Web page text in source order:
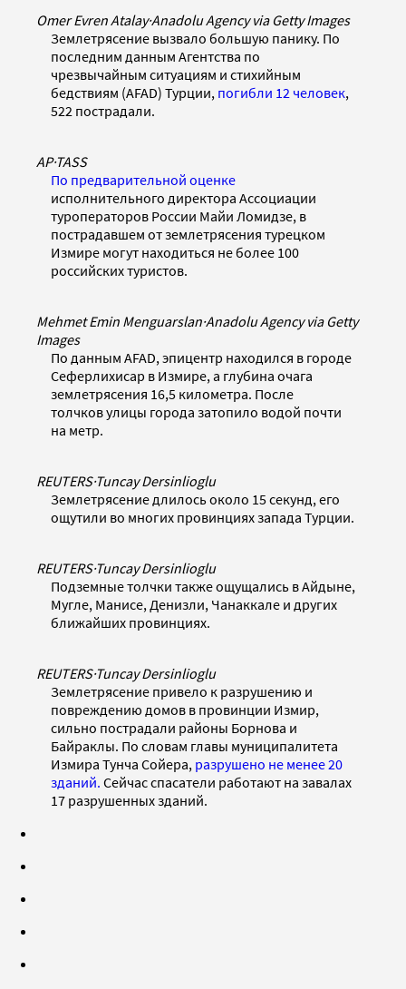
Omer Evren Atalay·Anadolu Agency via Getty Images
Землетрясение вызвало большую панику. По
последним данным Агентства по
чрезвычайным ситуациям и стихийным
бедствиям (AFAD) Турции, погибли 12 человек,
522 пострадали.
AP·TASS
По предварительной оценке
исполнительного директора Ассоциации
туроператоров России Майи Ломидзе, в
пострадавшем от землетрясения турецком
Измире могут находиться не более 100
российских туристов.
Mehmet Emin Menguarslan·Anadolu Agency via Getty
Images
По данным AFAD, эпицентр находился в городе
Сеферлихисар в Измире, а глубина очага
землетрясения 16,5 километра. После
толчков улицы города затопило водой почти
на метр.
REUTERS·Tuncay Dersinlioglu
Землетрясение длилось около 15 секунд, его
ощутили во многих провинциях запада Турции.
REUTERS·Tuncay Dersinlioglu
Подземные толчки также ощущались в Айдыне,
Мугле, Манисе, Денизли, Чанаккале и других
ближайших провинциях.
REUTERS·Tuncay Dersinlioglu
Землетрясение привело к разрушению и
повреждению домов в провинции Измир,
сильно пострадали районы Борнова и
Байраклы. По словам главы муниципалитета
Измира Тунча Сойера, разрушено не менее 20
зданий. Cейчас спасатели работают на завалах
17 разрушенных зданий.